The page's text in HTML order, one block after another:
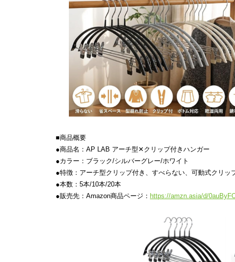
■商品概要
●商品名：AP LAB アーチ型✕クリップ付きハンガー
●カラー：ブラック/シルバーグレー/ホワイト
●特徴：アーチ型クリップ付き、すべらない、可動式クリッ
●本数：5本/10本/20本
●販売先：Amazon商品ページ： https://amzn.asia/d/